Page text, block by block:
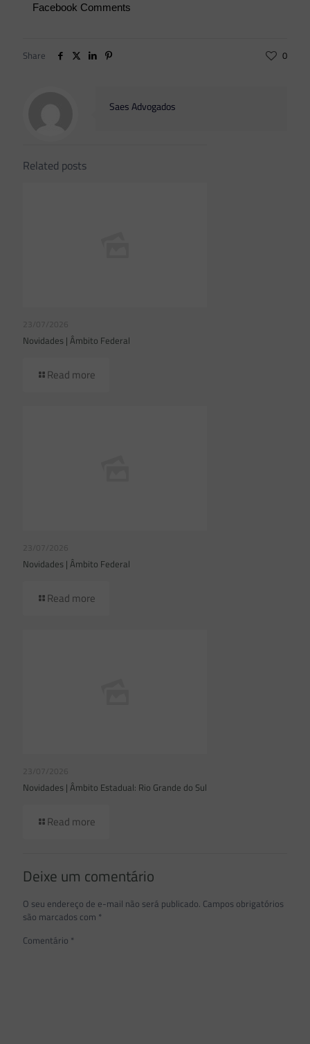
Facebook Comments
Share 0
Saes Advogados
Related posts
23/07/2026
Novidades | Âmbito Federal
Read more
23/07/2026
Novidades | Âmbito Federal
Read more
23/07/2026
Novidades | Âmbito Estadual: Rio Grande do Sul
Read more
Deixe um comentário
O seu endereço de e-mail não será publicado. Campos obrigatórios
são marcados com *
Comentário *